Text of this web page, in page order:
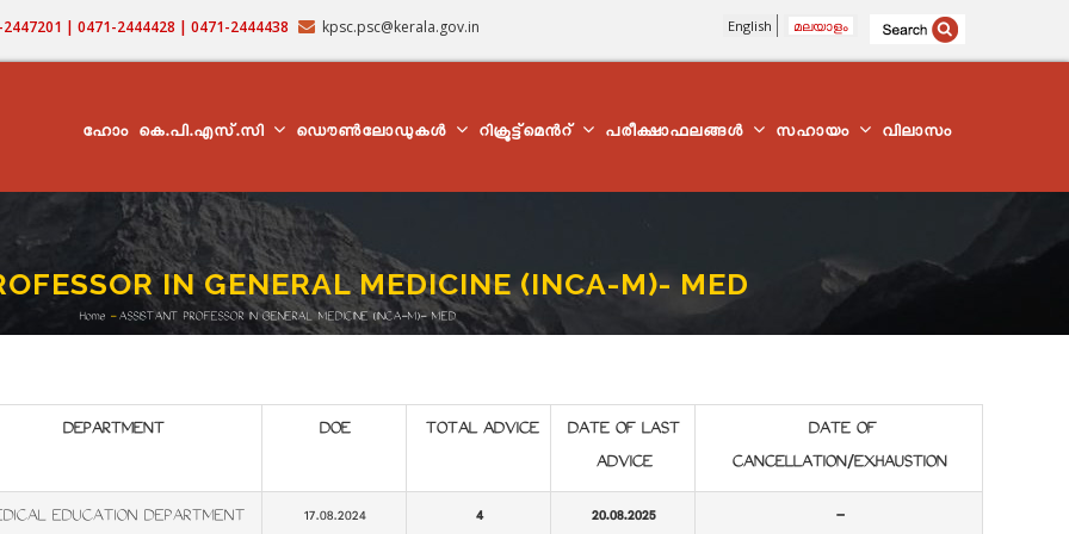
| 0471-2444428 | 0471-2444438 kpsc.psc@kerala.gov.in English മലയാളം
NAVIGATION
ഹോം കെ.പി.എസ്.സി ഡൌൺലോഡുകൾ റിക്രൂട്ട്മെന്‍റ് പരീക്ഷാഫലങ്ങൾ സഹായം വിലാസം
IN GENERAL MEDICINE (INCA-M)- MED
Breadcrumb
Home - ASSISTANT PROFESSOR IN GENERAL MEDICINE (INCA-M)- MED
DEPARTMENT DOE TOTAL ADVICE
DATE OF LAST
ADVICE
DATE OF
CANCELLATION/EXHAUSTION
EDUCATION DEPARTMENT 17.08.2024 4 20.08.2025 -